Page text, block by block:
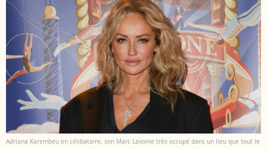
Adriana Karembeu en célibataire, son Marc Lavoine très occupé dans un lieu que tout le